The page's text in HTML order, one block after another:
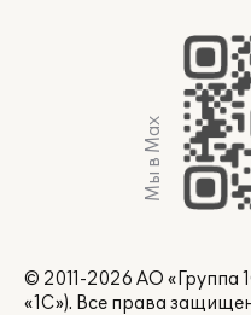
Мы в Max
© 2011-2026 АО «Группа
«1С»). Все права